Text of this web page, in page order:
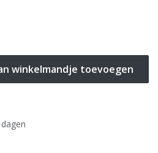
winkelmandje toevoegen